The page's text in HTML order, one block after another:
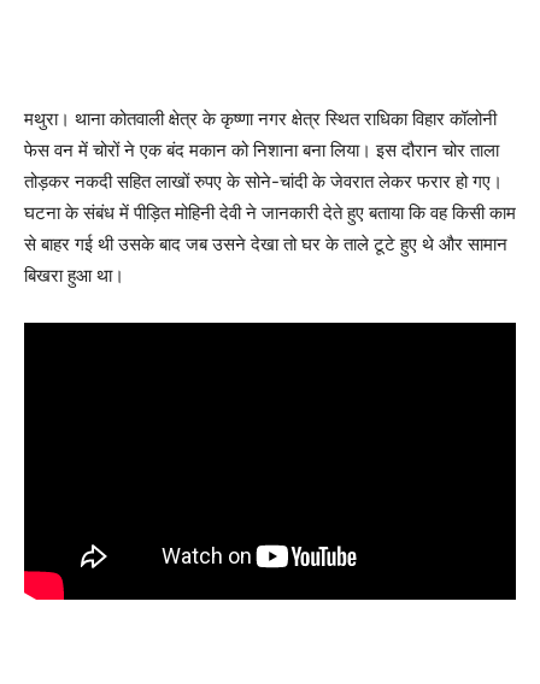
मथुरा। थाना कोतवाली क्षेत्र के कृष्णा नगर क्षेत्र स्थित राधिका विहार कॉलोनी
फेस वन में चोरों ने एक बंद मकान को निशाना बना लिया। इस दौरान चोर ताला
तोड़कर नकदी सहित लाखों रुपए के सोने-चांदी के जेवरात लेकर फरार हो गए।
घटना के संबंध में पीड़ित मोहिनी देवी ने जानकारी देते हुए बताया कि वह किसी काम
से बाहर गई थी उसके बाद जब उसने देखा तो घर के ताले टूटे हुए थे और सामान
बिखरा हुआ था।